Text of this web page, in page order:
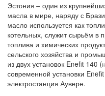
Эстония – один из
масла в мире, наряду с
масло используется как
котельных, служит сырьём в
топлива и химических
сельского хозяйства и
из двух установок Enefit 140
современной установки
электростанция Аувере.